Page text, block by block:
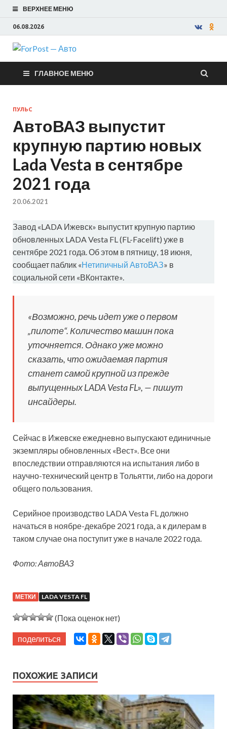
ВЕРХНЕЕ МЕНЮ
06.08.2026
ForPost —
Авто
ГЛАВНОЕ МЕНЮ
ПУЛЬС
АвтоВАЗ выпустит
крупную партию новых
Lada Vesta в сентябре
2021 года
20.06.2021
Завод «LADA Ижевск» выпустит крупную партию
обновленных LADA Vesta FL (FL-Facelift) уже в
сентябре 2021 года. Об этом в пятницу, 18 июня,
сообщает паблик «Нетипичный АвтоВАЗ» в
социальной сети «ВКонтакте».
«Возможно, речь идет уже о первом
„пилоте“. Количество машин пока
уточняется. Однако уже можно
сказать, что ожидаемая партия
станет самой крупной из прежде
выпущенных LADA Vesta FL», — пишут
инсайдеры.
Сейчас в Ижевске ежедневно выпускают единичные
экземпляры обновленных «Вест». Все они
впоследствии отправляются на испытания либо в
научно-технический центр в Тольятти, либо на дороги
общего пользования.
Серийное производство LADA Vesta FL должно
начаться в ноябре-декабре 2021 года, а к дилерам в
таком случае она поступит уже в начале 2022 года.
Фото: АвтоВАЗ
МЕТКИ LADA VESTA FL
(Пока оценок нет)
поделиться
ПОХОЖИЕ ЗАПИСИ